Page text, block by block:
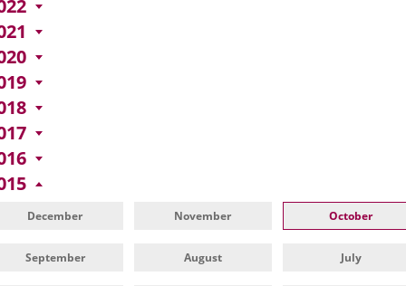
December November October
September August July